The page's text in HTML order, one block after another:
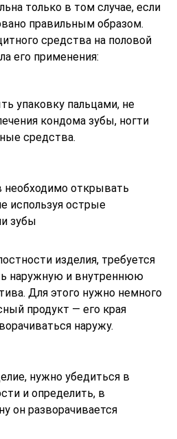
только в том случае, если
правильным образом.
средства на половой
его применения:
упаковку пальцами, не
кондома зубы, ногти
средства.
необходимо открывать
используя острые
зубы
изделия, требуется
наружную и внутреннюю
Для этого нужно немного
продукт — его края
наружу.
нужно убедиться в
и определить, в
он разворачивается